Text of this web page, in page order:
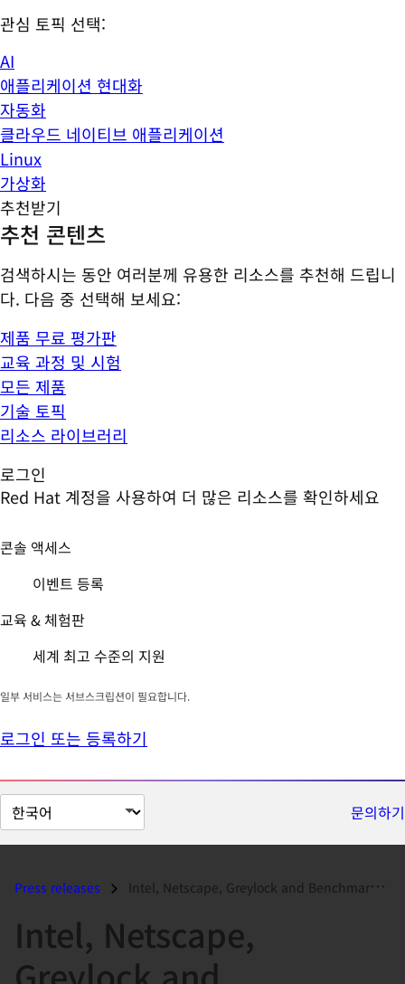
관심 토픽 선택:
AI
애플리케이션 현대화
자동화
클라우드 네이티브 애플리케이션
Linux
가상화
추천받기
추천 콘텐츠
검색하시는 동안 여러분께 유용한 리소스를 추천해 드립니
다. 다음 중 선택해 보세요:
제품 무료 평가판
교육 과정 및 시험
모든 제품
기술 토픽
리소스 라이브러리
로그인
Red Hat 계정을 사용하여 더 많은 리소스를 확인하세요
콘솔 액세스
이벤트 등록
교육 & 체험판
세계 최고 수준의 지원
일부 서비스는 서브스크립션이 필요합니다.
로그인 또는 등록하기
페
이
문의하기
Press releases Intel, Netscape, Greylock and Benchmark Partners Take Equity Positions...
Intel, Netscape,